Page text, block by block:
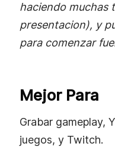
haciendo muchas
presentacion), y
para comenzar
Mejor Para
Grabar gameplay,
juegos, y Twitch.